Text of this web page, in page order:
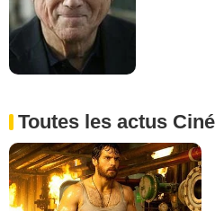
Toutes les actus